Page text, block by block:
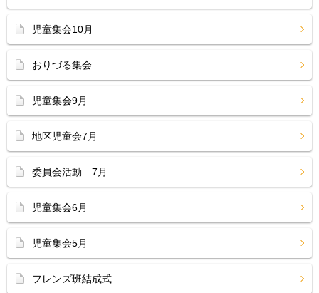
児童集会10月
おりづる集会
児童集会9月
地区児童会7月
委員会活動 7月
児童集会6月
児童集会5月
フレンズ班結成式